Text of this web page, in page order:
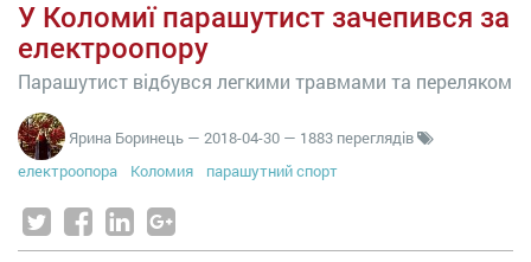
У Коломиї парашутист зачепився за
електроопору
Парашутист відбувся легкими травмами та переляком
Ярина Боринець — 2018-04-30 — 1883 переглядів
електроопора
Коломия парашутний спорт